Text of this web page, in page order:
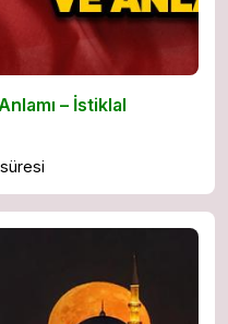
– İstiklal